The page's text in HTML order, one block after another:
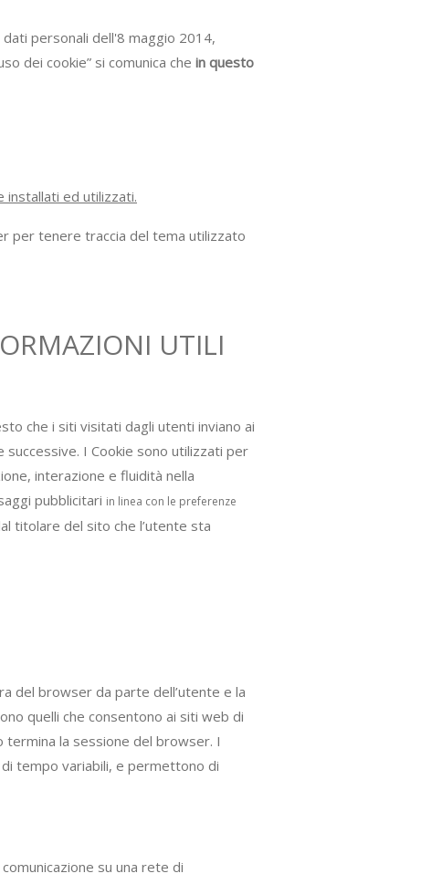
personali dell'8 maggio 2014,
dei cookie” si comunica che in questo
installati ed utilizzati.
per tenere traccia del tema utilizzato
UTILI
che i siti visitati dagli utenti inviano ai
I Cookie sono utilizzati per
interazione e fluidità nella
pubblicitari in linea con le preferenze
titolare del sito che l’utente sta
del browser da parte dell’utente e la
quelli che consentono ai siti web di
termina la sessione del browser. I
tempo variabili, e permettono di
su una rete di